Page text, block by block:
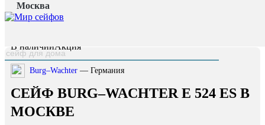
Москва
Главная страница
Каталог /
В наличииАкция
Burg–Wachter — Германия
СЕЙФ BURG–WACHTER E 524 ES В
МОСКВЕ